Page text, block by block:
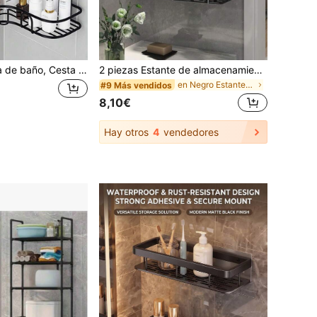
1 pieza Estantería de baño, Cesta de ducha, Estante de almacenamiento triangular para baño y cocina, sin necesidad de perforar 2 piezas Estante de almacenamiento para baño sin taladro, organizador montado en la pared para baño, tocador, baño, ahorro de espacio
#9 Más vendidos en Negro Estantes y estanterías de almacenamiento
8,10€
Hay otros 4 vendedores